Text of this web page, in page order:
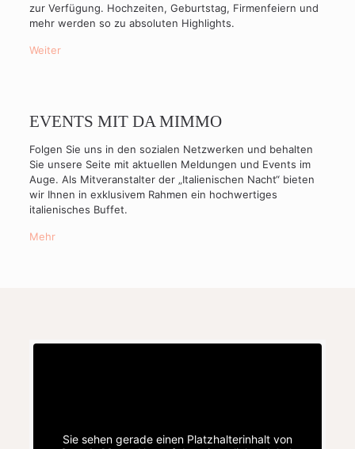
zur Verfügung. Hochzeiten, Geburtstag, Firmenfeiern und
mehr werden so zu absoluten Highlights.
Weiter
EVENTS MIT DA MIMMO
Folgen Sie uns in den sozialen Netzwerken und behalten
Sie unsere Seite mit aktuellen Meldungen und Events im
Auge. Als Mitveranstalter der „Italienischen Nacht“ bieten
wir Ihnen in exklusivem Rahmen ein hochwertiges
italienisches Buffet.
Mehr
Sie sehen gerade einen Platzhalterinhalt von